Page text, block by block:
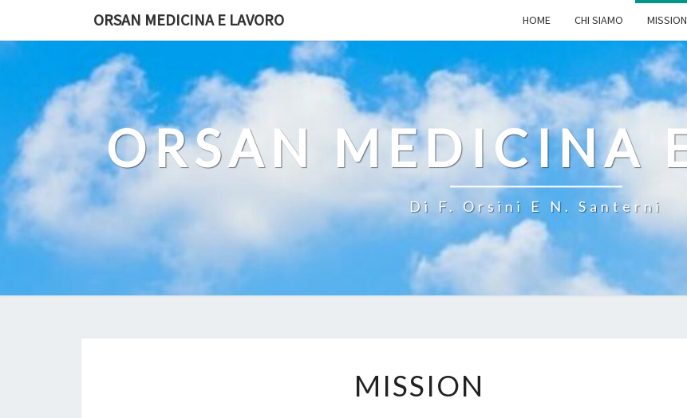
content
ORSAN MEDICINA E LAVORO HOME CHI SIAMO MISSION
ORSAN MEDICINA
Di F. Orsini E N. Santerni
MISSION